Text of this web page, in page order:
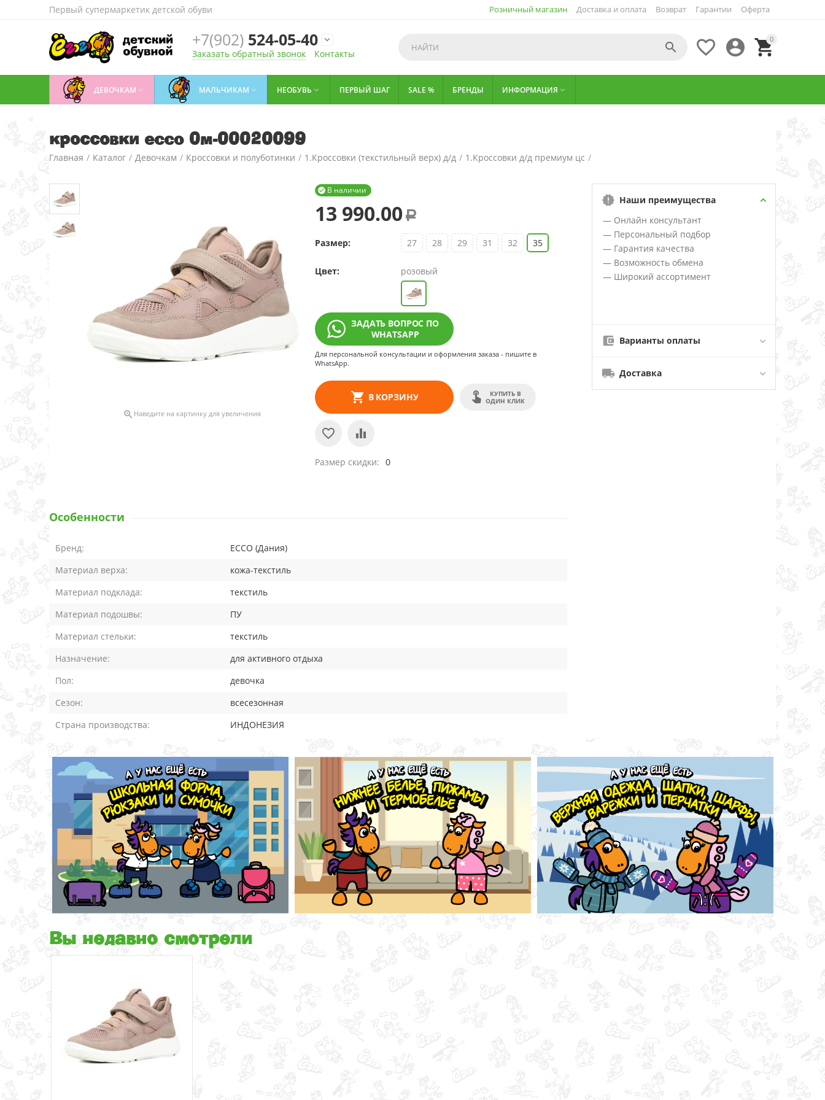
Первый супермаркетик детской обуви Розничный магазин Доставка и оплата Возврат Гарантии Оферта
+7(902)524-05-40 
Заказать обратный звонок Контакты
0




ДЕВОЧКАМ  МАЛЬЧИКАМ  НЕОБУВЬ  ПЕРВЫЙ ШАГ SALE % БРЕНДЫ ИНФОРМАЦИЯ 
кроссовки ecco 0м-00020099
Главная / Каталог / Девочкам / Кроссовки и полуботинки / 1.Кроссовки (текстильный верх) д/д / 1.Кроссовки д/д премиум цс /
 Наведите на картинку для увеличения
В наличии

13 990.00 Р
Размер: 27 28 29 31 32 35
Цвет: розовый
ЗАДАТЬ ВОПРОС ПО
WHATSAPP
Для персональной консультации и оформления заказа - пишите в
WhatsApp.
В КОРЗИНУ
КУПИТЬ В
ОДИН КЛИК
Размер скидки 0
Наши преимущества
— Онлайн консультант
— Персональный подбор
— Гарантия качества
— Возможность обмена
— Широкий ассортимент
Варианты оплаты
Доставка
Особенности
Бренд:
ECCO (Дания)
Материал верха:
кожа-текстиль
Материал подклада:
текстиль
Материал подошвы:
ПУ
Материал стельки:
текстиль
Назначение:
для активного отдыха
Пол:
девочка
Сезон:
всесезонная
Страна производства:
ИНДОНЕЗИЯ
Вы недавно смотрели